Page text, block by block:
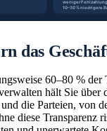
das
60–80 % der
hält Sie über
die Parteien, von
diese Transparenz